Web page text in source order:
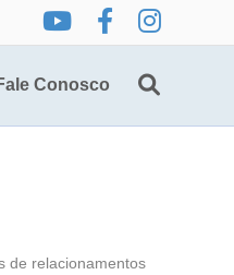
Conosco
de relacionamentos